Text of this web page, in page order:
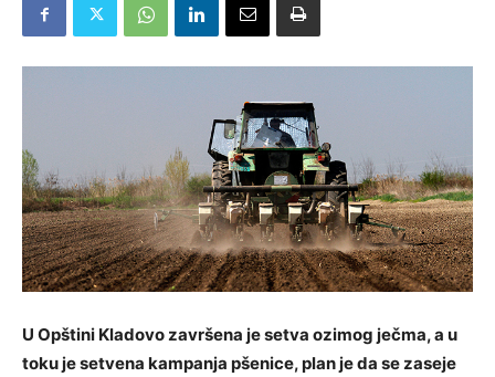
U Opštini Kladovo završena je setva ozimog ječma, a u
toku je setvena kampanja pšenice, plan je da se zaseje